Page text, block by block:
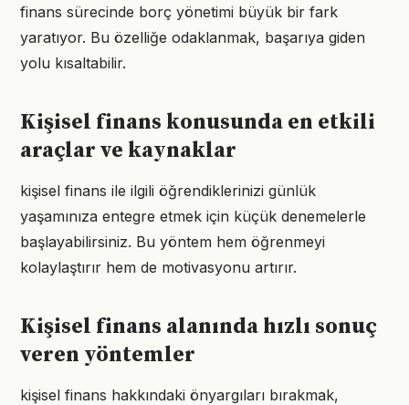
finans sürecinde borç yönetimi büyük bir fark
yaratıyor. Bu özelliğe odaklanmak, başarıya giden
yolu kısaltabilir.
Kişisel finans konusunda en etkili
araçlar ve kaynaklar
kişisel finans ile ilgili öğrendiklerinizi günlük
yaşamınıza entegre etmek için küçük denemelerle
başlayabilirsiniz. Bu yöntem hem öğrenmeyi
kolaylaştırır hem de motivasyonu artırır.
Kişisel finans alanında hızlı sonuç
veren yöntemler
kişisel finans hakkındaki önyargıları bırakmak,